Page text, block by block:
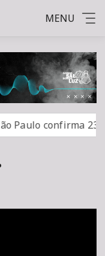
MENU
Paulo confirma 23